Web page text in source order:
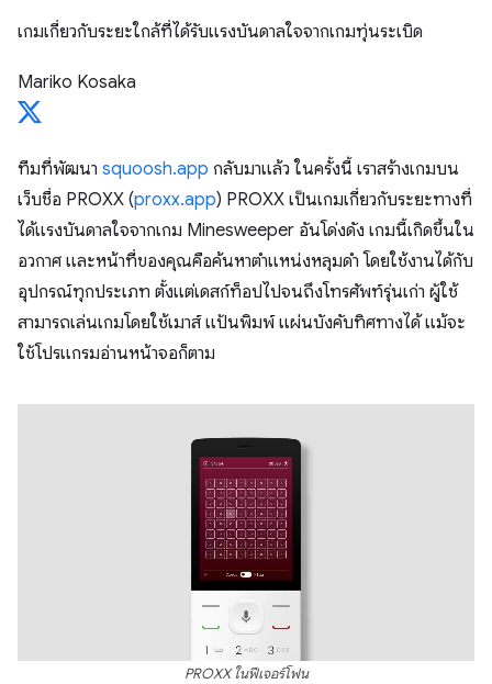
เกมเกี่ยวกับระยะใกล้ที่ได้รับแรงบันดาลใจจากเกมทุ่นระเบิด
Mariko Kosaka
ทีมที่พัฒนา squoosh.app กลับมาแล้ว ในครั้งนี้ เราสร้างเกมบน
เว็บชื่อ PROXX (proxx.app) PROXX เป็นเกมเกี่ยวกับระยะทางที่
ได้แรงบันดาลใจจากเกม Minesweeper อันโด่งดัง เกมนี้เกิดขึ้นใน
อวกาศ และหน้าที่ของคุณคือค้นหาตำแหน่งหลุมดำ โดยใช้งานได้กับ
อุปกรณ์ทุกประเภท ตั้งแต่เดสก์ท็อปไปจนถึงโทรศัพท์รุ่นเก่า ผู้ใช้
สามารถเล่นเกมโดยใช้เมาส์ แป้นพิมพ์ แผ่นบังคับทิศทางได้ แม้จะ
ใช้โปรแกรมอ่านหน้าจอก็ตาม
PROXX ในฟีเจอร์โฟน